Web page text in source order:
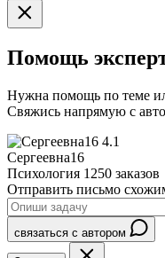
Помощь
Нужна помощь по теме
Свяжись напрямую с
4.1
Сергеевна16
Психология 1250 заказов
Отправить письмо
связаться с автором